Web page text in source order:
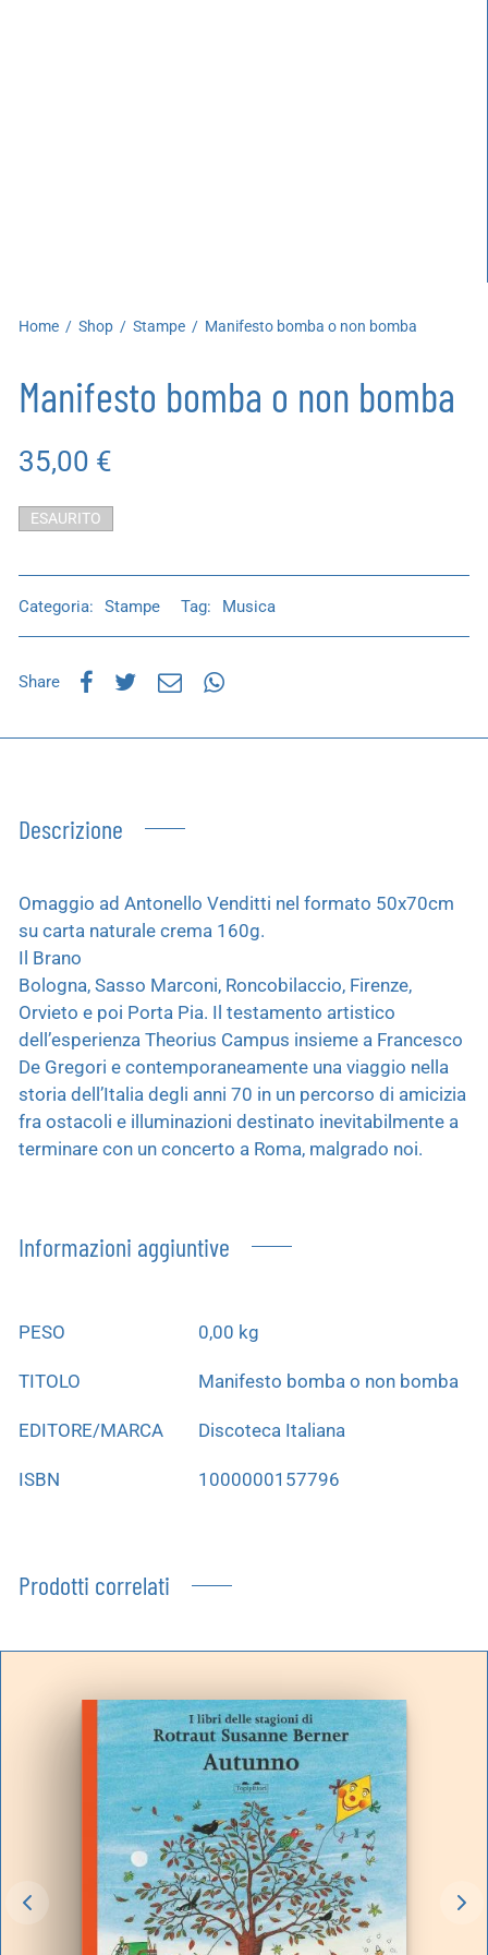
Home / Shop / Stampe / Manifesto bomba o non bomba
Manifesto bomba o non bomba
35,00 €
ESAURITO
Categoria: Stampe Tag: Musica
Share
Descrizione
Omaggio ad Antonello Venditti nel formato 50x70cm
su carta naturale crema 160g.
Il Brano
Bologna, Sasso Marconi, Roncobilaccio, Firenze,
Orvieto e poi Porta Pia. Il testamento artistico
dell’esperienza Theorius Campus insieme a Francesco
De Gregori e contemporaneamente una viaggio nella
storia dell’Italia degli anni 70 in un percorso di amicizia
fra ostacoli e illuminazioni destinato inevitabilmente a
terminare con un concerto a Roma, malgrado noi.
Informazioni aggiuntive
PESO 0,00 kg
TITOLO Manifesto bomba o non bomba
EDITORE/MARCA Discoteca Italiana
ISBN 1000000157796
Prodotti correlati